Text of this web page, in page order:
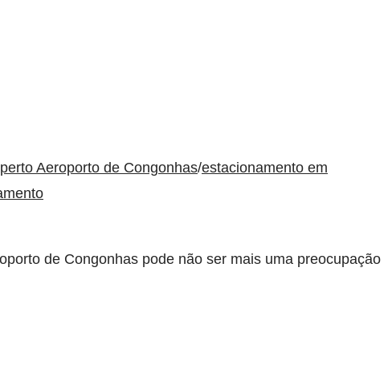
Aeroporto de Congonhas/estacionamento em
de Congonhas pode não ser mais uma preocupação